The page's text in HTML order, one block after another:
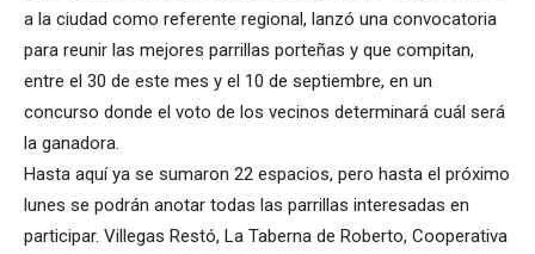
a la ciudad como referente regional, lanzó una convocatoria
para reunir las mejores parrillas porteñas y que compitan,
entre el 30 de este mes y el 10 de septiembre, en un
concurso donde el voto de los vecinos determinará cuál será
la ganadora.
Hasta aquí ya se sumaron 22 espacios, pero hasta el próximo
lunes se podrán anotar todas las parrillas interesadas en
participar. Villegas Restó, La Taberna de Roberto, Cooperativa